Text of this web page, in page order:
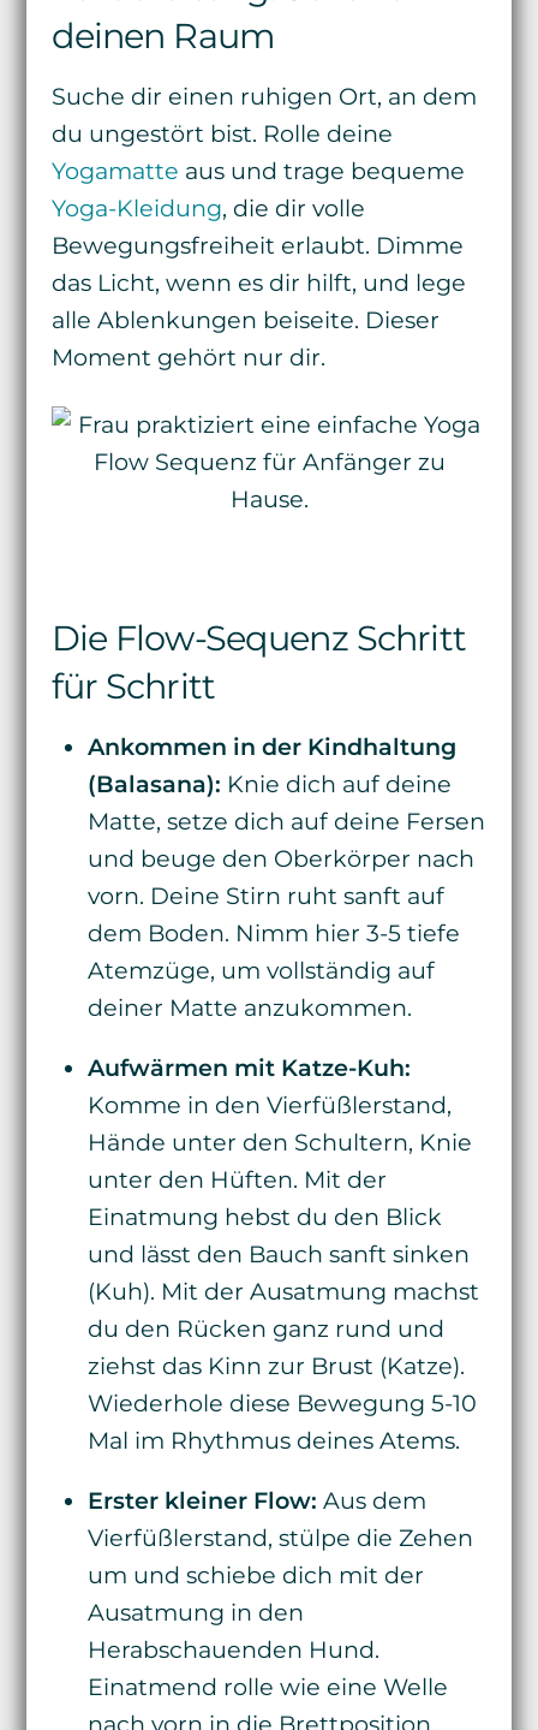
deinen Raum
Suche dir einen ruhigen Ort, an dem
du ungestört bist. Rolle deine
Yogamatte aus und trage bequeme
Yoga-Kleidung, die dir volle
Bewegungsfreiheit erlaubt. Dimme
das Licht, wenn es dir hilft, und lege
alle Ablenkungen beiseite. Dieser
Moment gehört nur dir.
Die Flow-Sequenz Schritt
für Schritt
Ankommen in der Kindhaltung
(Balasana): Knie dich auf deine
Matte, setze dich auf deine Fersen
und beuge den Oberkörper nach
vorn. Deine Stirn ruht sanft auf
dem Boden. Nimm hier 3-5 tiefe
Atemzüge, um vollständig auf
deiner Matte anzukommen.
Aufwärmen mit Katze-Kuh:
Komme in den Vierfüßlerstand,
Hände unter den Schultern, Knie
unter den Hüften. Mit der
Einatmung hebst du den Blick
und lässt den Bauch sanft sinken
(Kuh). Mit der Ausatmung machst
du den Rücken ganz rund und
ziehst das Kinn zur Brust (Katze).
Wiederhole diese Bewegung 5-10
Mal im Rhythmus deines Atems.
Erster kleiner Flow: Aus dem
Vierfüßlerstand, stülpe die Zehen
um und schiebe dich mit der
Ausatmung in den
Herabschauenden Hund.
Einatmend rolle wie eine Welle